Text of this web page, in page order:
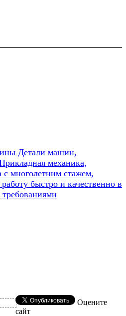
Детали машин,
механика,
с многолетним стажем,
быстро и качественно в
Оцените
сайт